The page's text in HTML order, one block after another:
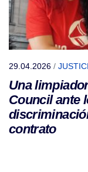
29.04.2026 /
Una
Council ante
contrato